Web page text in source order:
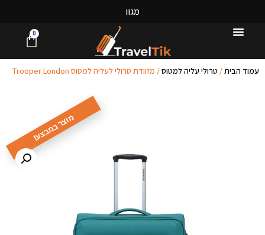
מגוון
0
עמוד הבית / טרולי עליה למטוס/ מזוודת טרולי לעליה למטוס Trooper London
מוצר במבצע!